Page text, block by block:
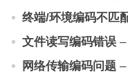
终端/环境编码不匹
文件读写编码错误–
网络传输编码问题–